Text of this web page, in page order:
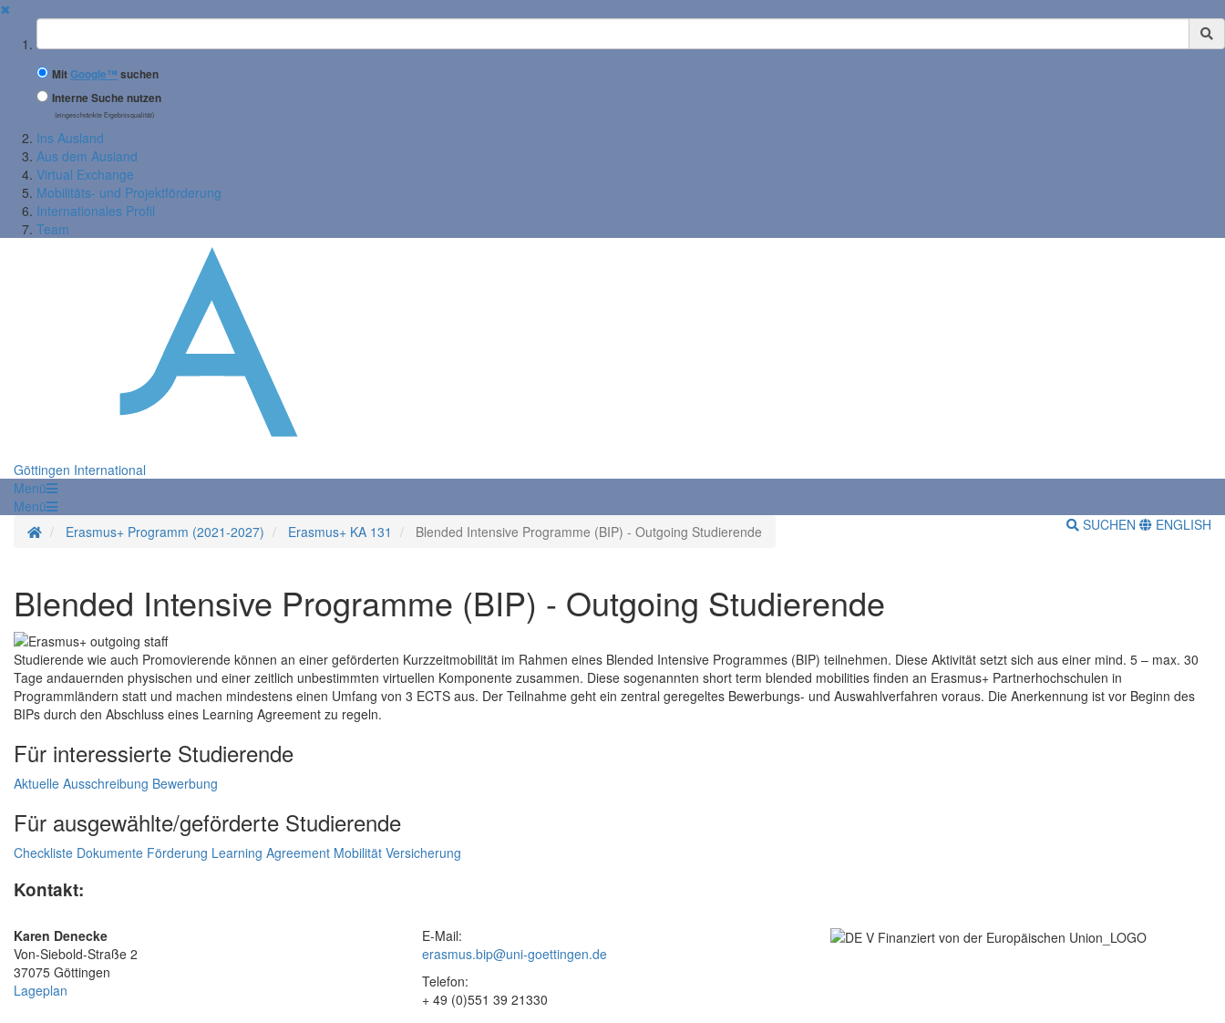
✖
Suchbegriff
MitGoogle™ suchen
Interne Suche nutzen
(eingeschränkte Ergebnisqualität)
Ins Ausland
Aus dem Ausland
Virtual Exchange
Mobilitäts- und Projektförderung
Internationales Profil
Team
Göttingen International
Menü
Menü
StartseiteErasmus+ Programm (2021-2027) Erasmus+ KA 131 Blended Intensive Programme (BIP) - Outgoing Studierende SUCHEN ENGLISH
Blended Intensive Programme (BIP) - Outgoing Studierende
Studierende wie auch Promovierende können an einer geförderten Kurzzeitmobilität im Rahmen eines Blended Intensive Programmes (BIP) teilnehmen. Diese Aktivität setzt sich aus einer mind. 5 – max. 30
Tage andauernden physischen und einer zeitlich unbestimmten virtuellen Komponente zusammen. Diese sogenannten short term blended mobilities finden an Erasmus+ Partnerhochschulen in
Programmländern statt und machen mindestens einen Umfang von 3 ECTS aus. Der Teilnahme geht ein zentral geregeltes Bewerbungs- und Auswahlverfahren voraus. Die Anerkennung ist vor Beginn des
BIPs durch den Abschluss eines Learning Agreement zu regeln.
Für interessierte Studierende
Aktuelle Ausschreibung Bewerbung
Für ausgewählte/geförderte Studierende
Checkliste Dokumente Förderung Learning Agreement Mobilität Versicherung
Kontakt:
Karen Denecke
Von-Siebold-Straße 2
37075 Göttingen
Lageplan
E-Mail:
erasmus.bip@uni-goettingen.de
Telefon:
+ 49 (0)551 39 21330